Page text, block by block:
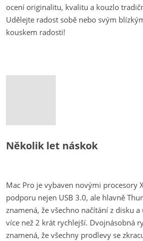
ocení originalitu, kvalitu a kouzlo
Udělejte radost sobě nebo svým
kouskem radosti!
Několik let náskok
Mac Pro je vybaven novými procesory
podporu nejen USB 3.0, ale hlavně
znamená, že všechno načítání z disku
více než 2 krát rychlejší. Dvojnásobná
znamená, že všechny prodlevy se